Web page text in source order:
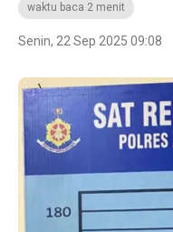
waktu baca 2 menit
Senin, 22 Sep 2025 09:08